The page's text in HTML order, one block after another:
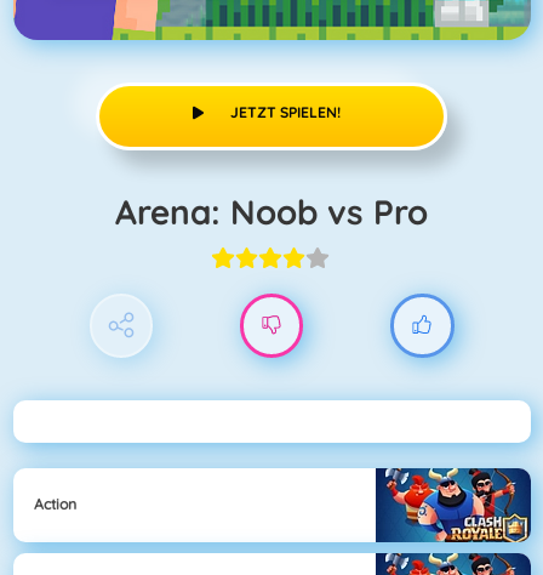
JETZT SPIELEN!
Arena: Noob vs Pro
Action